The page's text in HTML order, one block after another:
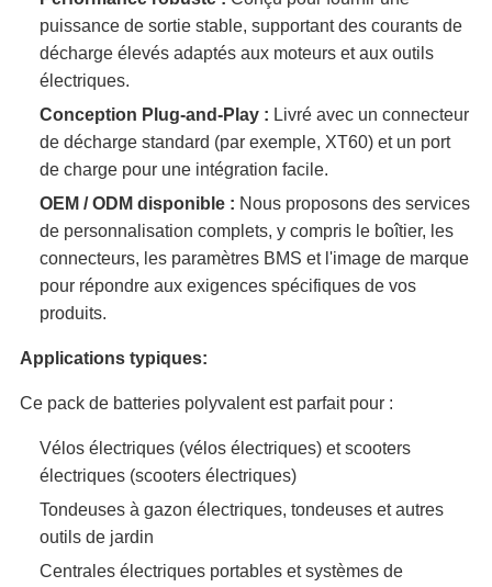
puissance de sortie stable, supportant des courants de
décharge élevés adaptés aux moteurs et aux outils
électriques.
Conception Plug-and-Play : Livré avec un connecteur
de décharge standard (par exemple, XT60) et un port
de charge pour une intégration facile.
OEM / ODM disponible : Nous proposons des services
de personnalisation complets, y compris le boîtier, les
connecteurs, les paramètres BMS et l'image de marque
pour répondre aux exigences spécifiques de vos
produits.
Applications typiques:
Ce pack de batteries polyvalent est parfait pour :
Vélos électriques (vélos électriques) et scooters
électriques (scooters électriques)
Tondeuses à gazon électriques, tondeuses et autres
outils de jardin
Centrales électriques portables et systèmes de